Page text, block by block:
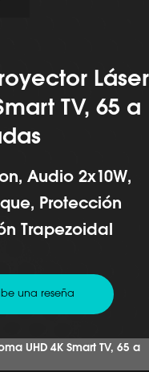
Láser
TV, 65 a
Audio 2x10W,
Protección
Trapezoidal
una reseña
UHD 4K Smart TV, 65 a